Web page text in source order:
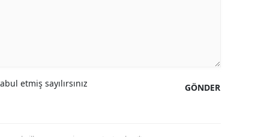
GÖNDER
etmiş sayılırsınız